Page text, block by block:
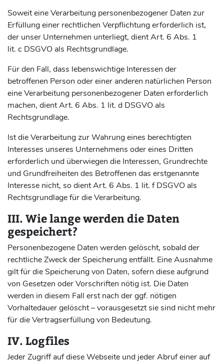
Soweit eine Verarbeitung personenbezogener Daten zur
Erfüllung einer rechtlichen Verpflichtung erforderlich ist,
der unser Unternehmen unterliegt, dient Art. 6 Abs. 1
lit. c DSGVO als Rechtsgrundlage.
Für den Fall, dass lebenswichtige Interessen der
betroffenen Person oder einer anderen natürlichen Person
eine Verarbeitung personenbezogener Daten erforderlich
machen, dient Art. 6 Abs. 1 lit. d DSGVO als
Rechtsgrundlage.
Ist die Verarbeitung zur Wahrung eines berechtigten
Interesses unseres Unternehmens oder eines Dritten
erforderlich und überwiegen die Interessen, Grundrechte
und Grundfreiheiten des Betroffenen das erstgenannte
Interesse nicht, so dient Art. 6 Abs. 1 lit. f DSGVO als
Rechtsgrundlage für die Verarbeitung.
III. Wie lange werden die Daten
gespeichert?
Personenbezogene Daten werden gelöscht, sobald der
rechtliche Zweck der Speicherung entfällt. Eine Ausnahme
gilt für die Speicherung von Daten, sofern diese aufgrund
von Gesetzen oder Vorschriften nötig ist. Die Daten
werden in diesem Fall erst nach der ggf. nötigen
Vorhaltedauer gelöscht – vorausgesetzt sie sind nicht mehr
für die Vertragserfüllung von Bedeutung.
IV. Logfiles
Jeder Zugriff auf diese Webseite und jeder Abruf einer auf